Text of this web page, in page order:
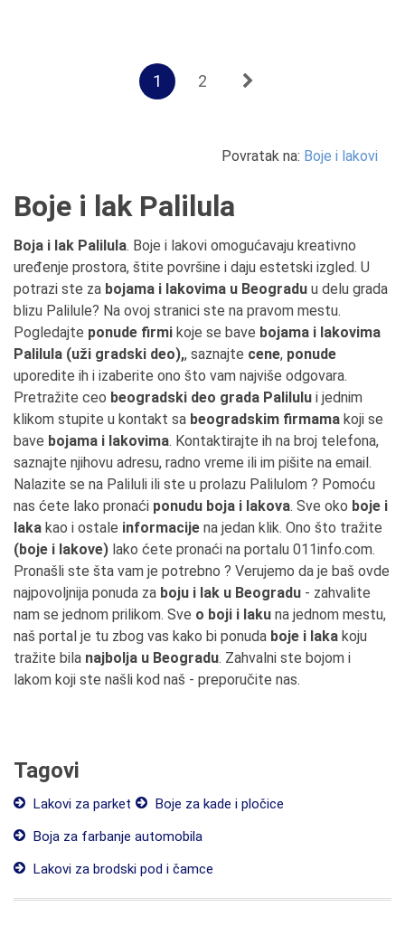
1 2
Povratak na: Boje i lakovi
Boje i lak Palilula
Boja i lak Palilula. Boje i lakovi omogućavaju kreativno
uređenje prostora, štite površine i daju estetski izgled. U
potrazi ste za bojama i lakovima u Beogradu u delu grada
blizu Palilule? Na ovoj stranici ste na pravom mestu.
Pogledajte ponude firmi koje se bave bojama i lakovima
Palilula (uži gradski deo),, saznajte cene, ponude
uporedite ih i izaberite ono što vam najviše odgovara.
Pretražite ceo beogradski deo grada Palilulu i jednim
klikom stupite u kontakt sa beogradskim firmama koji se
bave bojama i lakovima. Kontaktirajte ih na broj telefona,
saznajte njihovu adresu, radno vreme ili im pišite na email.
Nalazite se na Paliluli ili ste u prolazu Palilulom ? Pomoću
nas ćete lako pronaći ponudu boja i lakova. Sve oko boje i
laka kao i ostale informacije na jedan klik. Ono što tražite
(boje i lakove) lako ćete pronaći na portalu 011info.com.
Pronašli ste šta vam je potrebno ? Verujemo da je baš ovde
najpovoljnija ponuda za boju i lak u Beogradu - zahvalite
nam se jednom prilikom. Sve o boji i laku na jednom mestu,
naš portal je tu zbog vas kako bi ponuda boje i laka koju
tražite bila najbolja u Beogradu. Zahvalni ste bojom i
lakom koji ste našli kod naš - preporučite nas.
Tagovi
Lakovi za parket
Boje za kade i pločice
Boja za farbanje automobila
Lakovi za brodski pod i čamce